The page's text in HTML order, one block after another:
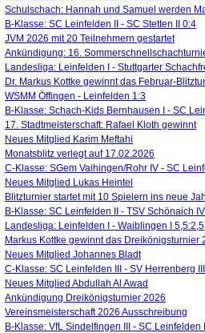
Schulschach: Hannah und Samuel werden
B-Klasse: SC Leinfelden II - SC Stetten II 0:4
JVM 2026 mit 20 Teilnehmern gestartet
Ankündigung: 16.
Landesliga: Leinfelden I - Stuttgarter
Dr. Markus Kottke gewinnt das Februar-
WSMM Öffingen - Leinfelden 1:3
B-Klasse: Schach-Kids Bernhausen I - SC
17. Stadtmeisterschaft: Rafael Kloth gewinnt
Neues Mitglied Karim Meftahi
Monatsblitz verlegt auf 17.02.2026
C-Klasse: SGem Vaihingen/Rohr IV - SC
Neues Mitglied Lukas Heintel
Blitzturnier startet mit 10 Spielern ins neue
B-Klasse: SC Leinfelden II - TSV Schönaich
Landesliga: Leinfelden I - Waiblingen I 5,5:2,5
Markus Kottke gewinnt das Dreikönigsturnier
Neues Mitglied Johannes Bladt
C-Klasse: SC Leinfelden III - SV Herrenberg
Neues Mitglied Abdullah Al Awad
Ankündigung Dreikönigsturnier 2026
Vereinsmeisterschaft 2026 Ausschreibung
B-Klasse: VfL Sindelfingen III - SC Leinfelden